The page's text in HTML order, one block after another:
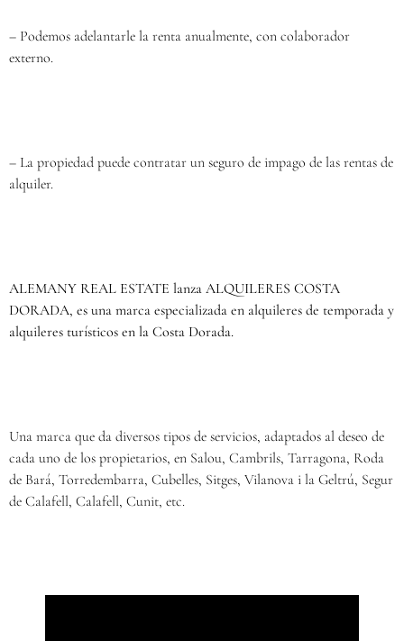
– Podemos adelantarle la renta anualmente, con colaborador
externo.
– La propiedad puede contratar un seguro de impago de las rentas de
alquiler.
ALEMANY REAL ESTATE lanza ALQUILERES COSTA
DORADA, es una marca especializada en alquileres de temporada y
alquileres turísticos en la Costa Dorada.
Una marca que da diversos tipos de servicios, adaptados al deseo de
cada uno de los propietarios, en Salou, Cambrils, Tarragona, Roda
de Bará, Torredembarra, Cubelles, Sitges, Vilanova i la Geltrú, Segur
de Calafell, Calafell, Cunit, etc.